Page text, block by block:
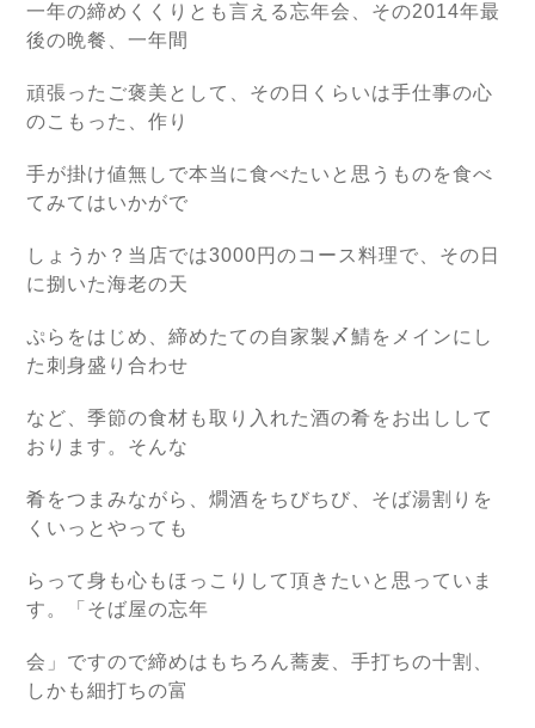
一年の締めくくりとも言える忘年会、その2014年最
後の晩餐、一年間
頑張ったご褒美として、その日くらいは手仕事の心
のこもった、作り
手が掛け値無しで本当に食べたいと思うものを食べ
てみてはいかがで
しょうか？当店では3000円のコース料理で、その日
に捌いた海老の天
ぷらをはじめ、締めたての自家製〆鯖をメインにし
た刺身盛り合わせ
など、季節の食材も取り入れた酒の肴をお出しして
おります。そんな
肴をつまみながら、燗酒をちびちび、そば湯割りを
くいっとやっても
らって身も心もほっこりして頂きたいと思っていま
す。「そば屋の忘年
会」ですので締めはもちろん蕎麦、手打ちの十割、
しかも細打ちの富